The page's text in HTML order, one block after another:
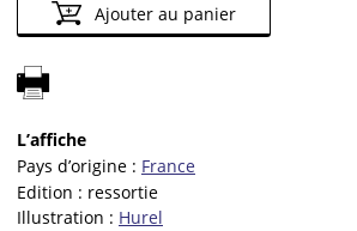
Ajouter au panier
L’affiche
Pays d’origine : France
Edition : ressortie
Illustration : Hurel